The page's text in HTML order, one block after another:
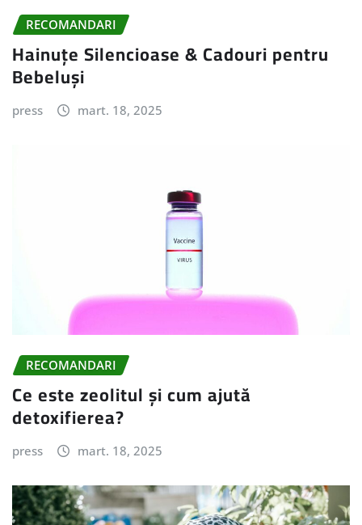
RECOMANDARI
Hainuțe Silencioase & Cadouri pentru
Bebeluși
press mart. 18, 2025
RECOMANDARI
Ce este zeolitul și cum ajută
detoxifierea?
press mart. 18, 2025